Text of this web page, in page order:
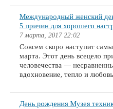
Международный женский
5 причин для хорошего
7 марта, 2017 22:02
Совсем скоро наступит
марта. Этот день всецело
человечества —
вдохновение, тепло и
День рождения Музея